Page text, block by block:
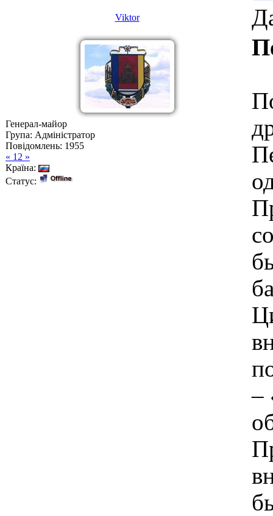
Viktor
Генерал-майор
Група: Адміністратор
Повідомлень: 1955
« 12 »
Країна:
Статус:
–